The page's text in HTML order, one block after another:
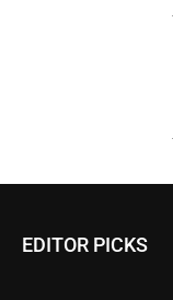
EDITOR PICKS